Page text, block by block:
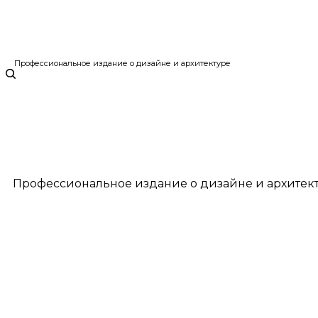
Профессиональное издание о дизайне и архитектуре
Профессиональное издание о дизайне и